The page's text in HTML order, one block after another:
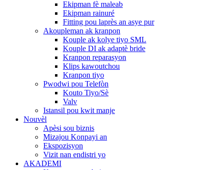
Ekipman fè maleab
Ekipman rainuré
Fitting pou laprès an asye pur
Akoupleman ak kranpon
Kouple ak kolye tiyo SML
Kouple DI ak adaptè bride
Kranpon reparasyon
Klips kawoutchou
Kranpon tiyo
Pwodwi pou Telefòn
Kouto Tiyo/Sè
Valv
Istansil pou kwit manje
Nouvèl
Apèsi sou biznis
Mizajou Konpayi an
Ekspozisyon
Vizit nan endistri yo
AKADEMI